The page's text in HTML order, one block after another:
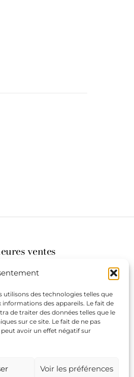
utilisons des technologies telles que
des appareils. Le fait de
de traiter des données telles que le
sur ce site. Le fait de ne pas
avoir un effet négatif sur
Voir les préférences
ventes